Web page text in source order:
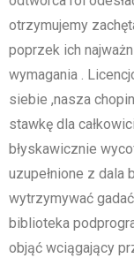
otrzymujemy
poprzek ich
wymagania .
siebie ,nasza
stawkę dla
błyskawicznie
uzupełnione z dala
wytrzymywać
biblioteka
objąć wciągający